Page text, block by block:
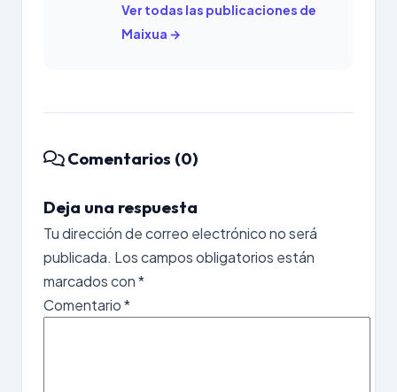
Ver todas las publicaciones de
Maixua →
Comentarios (0)
Deja una respuesta
Tu dirección de correo electrónico no será
publicada. Los campos obligatorios están
marcados con*
Comentario*